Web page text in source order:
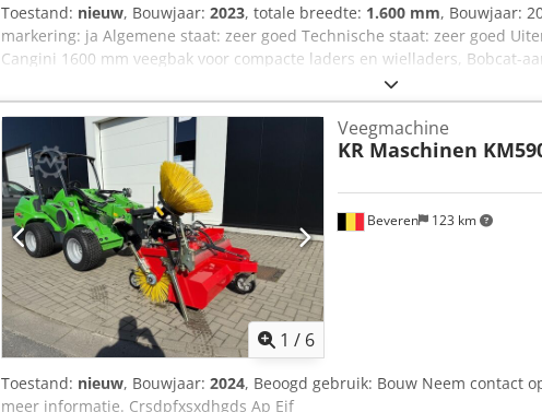
Toestand: nieuw, Bouwjaar: 2023, totale breedte: 1.600 mm, Bouwjaar:
markering: ja Algemene staat: zeer goed Technische staat: zeer goed
Cangini 1600 mm veegbak voor compacte laders en wielladers, Bobcat-
1 / 6
Beveren 123 km
Veegmachine
KR Maschinen
Toestand: nieuw, Bouwjaar: 2024, Beoogd gebruik: Bouw Neem contact
meer informatie. Crsdpfxsxdhgds Ap Ejf